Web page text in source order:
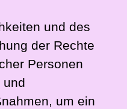
und des
der Rechte
Personen
und
um ein